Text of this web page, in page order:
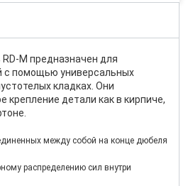
M предназначен для
с помощью универсальных
кладках. Они
детали как в кирпиче,
между собой на конце дюбеля
распределению сил внутри